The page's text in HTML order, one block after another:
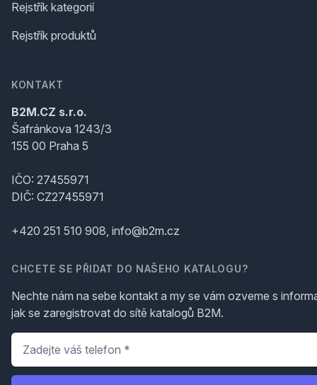
Rejstřík kategorií
Rejstřík produktů
KONTAKT
B2M.CZ s.r.o.
Šafránkova 1243/3
155 00 Praha 5
IČO: 27455971
DIČ: CZ27455971
+420 251 510 908, info@b2m.cz
CHCETE SE PŘIDAT DO NAŠEHO KATALOGU?
Nechte nám na sebe kontakt a my se vám ozveme s
jak se zaregistrovat do sítě katalogů B2M.
Telefon